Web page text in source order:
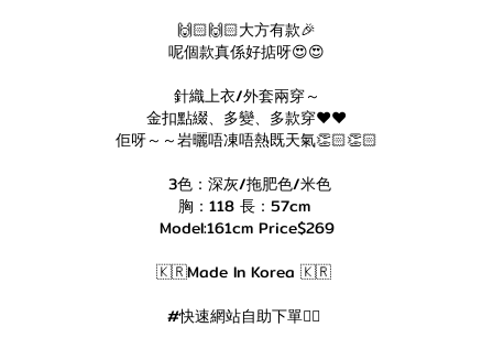
🙌🏻🙌🏻大方有款🎉
呢個款真係好掂呀😍😍
針織上衣/外套兩穿～
金扣點綴、多變、多款穿❤️❤️
佢呀～～岩曬唔凍唔熱既天氣👏🏻👏🏻
3色：深灰/拖肥色/米色
胸：118 長：57cm
Model:161cm Price$269
🇰🇷Made In Korea 🇰🇷
#快速網站自助下單👇🏻